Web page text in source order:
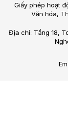
Giấy phép hoạt
Văn hóa,
Địa chỉ: Tầng 18,